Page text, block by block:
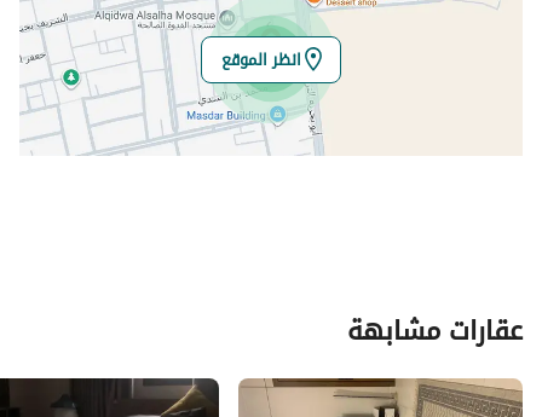
انظر الموقع
عقارات مشابهة